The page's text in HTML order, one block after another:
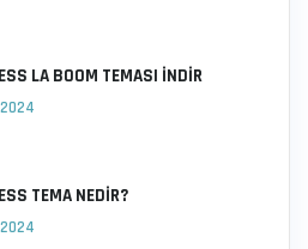
LA BOOM TEMASI İNDIR
2024
TEMA NEDIR?
2024